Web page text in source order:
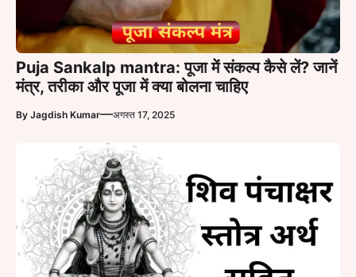
Puja Sankalp mantra: पूजा में संकल्प कैसे लें? जानें
मंत्र, तरीका और पूजा में क्या बोलना चाहिए
By Jagdish Kumar—अगस्त 17, 2025